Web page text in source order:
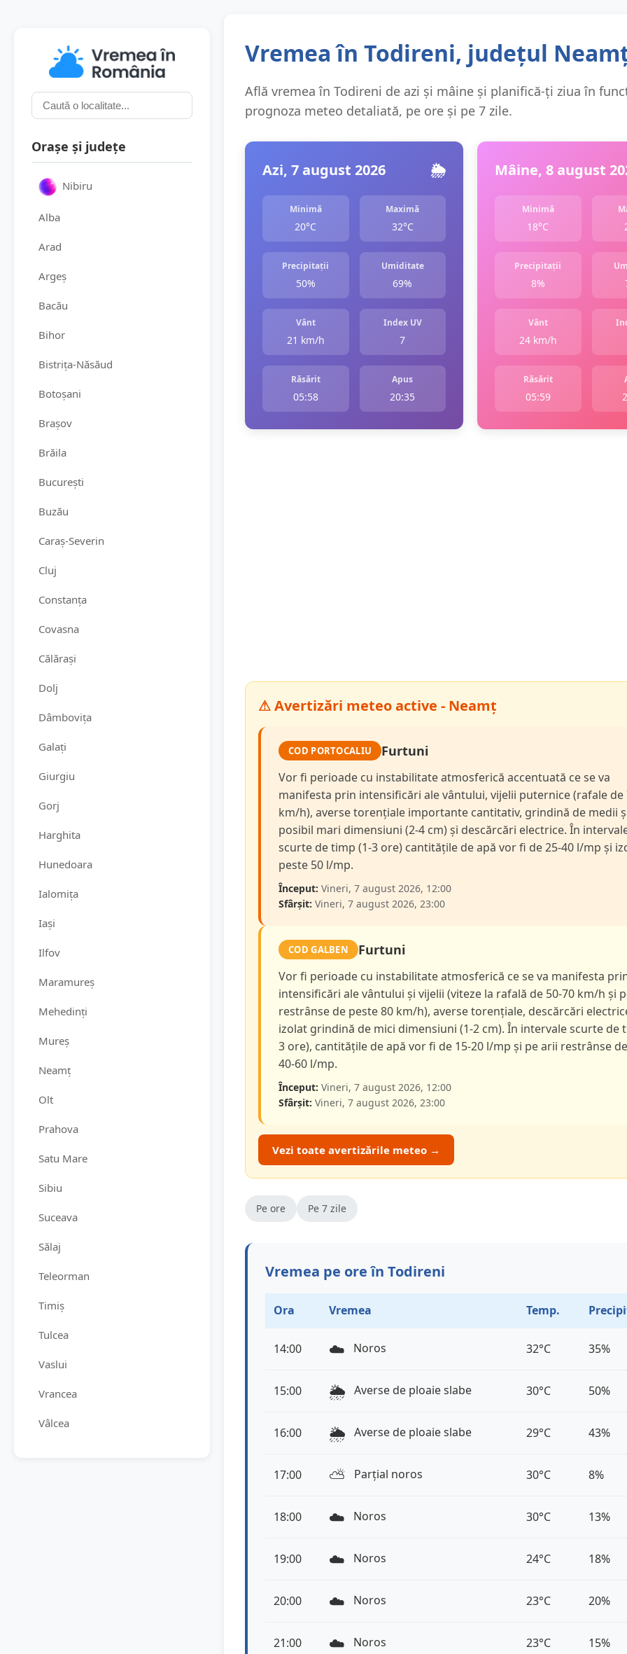
Orașe și județe
Nibiru
Alba
Arad
Argeș
Bacău
Bihor
Bistrița-Năsăud
Botoșani
Brașov
Brăila
București
Buzău
Caraș-Severin
Cluj
Constanța
Covasna
Călărași
Dolj
Dâmbovița
Galați
Giurgiu
Gorj
Harghita
Hunedoara
Ialomița
Iași
Ilfov
Maramureș
Mehedinți
Mureș
Neamț
Olt
Prahova
Satu Mare
Sibiu
Suceava
Sălaj
Teleorman
Timiș
Tulcea
Vaslui
Vrancea
Vâlcea
Vremea în Todireni, județul
Află vremea în Todireni de azi și mâine și planifică-ți ziua în
prognoza meteo detaliată, pe ore și pe 7 zile.
Azi, 7 august 2026 🌦️
Minimă
20°C
Maximă
32°C
Precipitații
50%
Umiditate
69%
Vânt
21 km/h
Index UV
7
Răsărit
05:58
Apus
20:35
Mâine, 8 august
Minimă
18°C
Precipitații
8%
Vânt
24 km/h
Răsărit
05:59
⚠ Avertizări meteo active - Neamț
COD PORTOCALIU Furtuni
Vor fi perioade cu instabilitate atmosferică accentuată ce se va
manifesta prin intensificări ale vântului, vijelii puternice (rafale de
km/h), averse torențiale importante cantitativ, grindină de medii
posibil mari dimensiuni (2-4 cm) și descărcări electrice. În
scurte de timp (1-3 ore) cantitățile de apă vor fi de 25-40 l/mp și
peste 50 l/mp.
Început: Vineri, 7 august 2026, 12:00
Sfârșit: Vineri, 7 august 2026, 23:00
COD GALBEN Furtuni
Vor fi perioade cu instabilitate atmosferică ce se va manifesta
intensificări ale vântului și vijelii (viteze la rafală de 50-70 km/h și
restrânse de peste 80 km/h), averse torențiale, descărcări
izolat grindină de mici dimensiuni (1-2 cm). În intervale scurte de
3 ore), cantitățile de apă vor fi de 15-20 l/mp și pe arii restrânse
40-60 l/mp.
Început: Vineri, 7 august 2026, 12:00
Sfârșit: Vineri, 7 august 2026, 23:00
Vezi toate avertizările meteo →
Pe ore Pe 7 zile
Vremea pe ore în Todireni
Ora Vremea Temp.
14:00 ☁️ Noros 32°C 35%
15:00 🌦️ Averse de ploaie slabe 30°C 50%
16:00 🌦️ Averse de ploaie slabe 29°C 43%
17:00 ⛅️ Parțial noros 30°C 8%
18:00 ☁️ Noros 30°C 13%
19:00 ☁️ Noros 24°C 18%
20:00 ☁️ Noros 23°C 20%
21:00 ☁️ Noros 23°C 15%